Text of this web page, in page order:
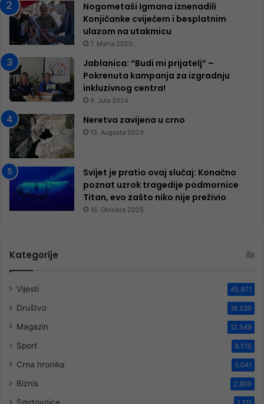
Nogometaši Igmana iznenadili
Konjičanke cvijećem i besplatnim
ulazom na utakmicu
7. Marta 2025.
Jablanica: “Budi mi prijatelj” –
Pokrenuta kampanja za izgradnju
inkluzivnog centra!
9. Jula 2024.
Neretva zavijena u crno
13. Augusta 2024.
Svijet je pratio ovaj slučaj: Konačno
poznat uzrok tragedije podmornice
Titan, evo zašto niko nije preživio
16. Oktobra 2025.
Kategorije
Vijesti 45.971
Društvo 18.539
Magazin 12.549
Sport 8.515
Crna hronika 5.041
Biznis 2.909